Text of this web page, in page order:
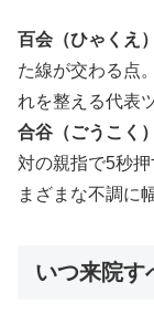
百会（ひゃくえ）
た線が交わる点
れを整える代表
合谷（ごうこく）
対の親指で5秒
まざまな不調に
いつ来院す